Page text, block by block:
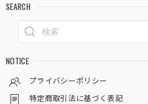
SEARCH
NOTICE
プライバシーポリシー
特定商取引法に基づく表記